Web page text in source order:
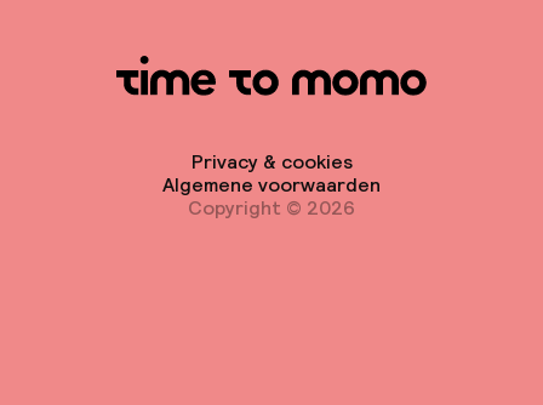
Privacy & cookies
Algemene voorwaarden
Copyright © 2026